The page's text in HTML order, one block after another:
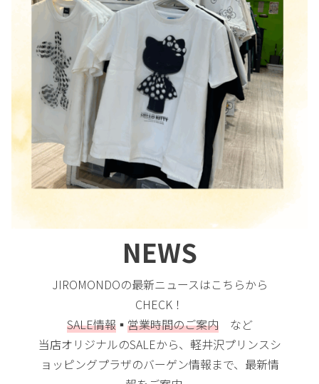
NEWS
JIROMONDOの最新ニュースはこちらから
CHECK！
SALE情報▪️ 営業時間のご案内など
当店オリジナルのSALEから、軽井沢プリンスシ
ョッピングプラザのバーゲン情報まで、最新情